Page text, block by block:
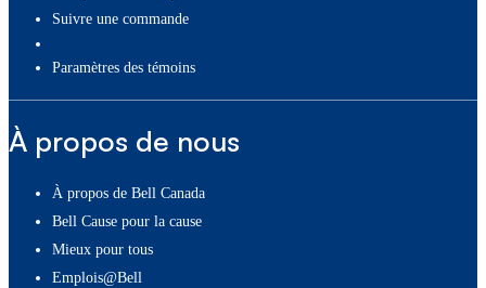
Suivre une commande
paramètres des témoins
À propos de nous
À propos de Bell Canada
Bell Cause pour la cause
Mieux pour tous
Emplois@Bell